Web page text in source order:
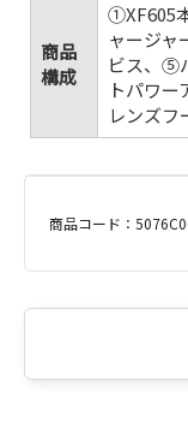
商品
構成
①XF605
ャージャ
ビス、⑤
トパワ
レンズフ
商品コード：